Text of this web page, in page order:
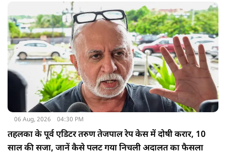
06 Aug, 2026 04:30 PM
तहलका के पूर्व एडिटर तरुण तेजपाल रेप केस में दोषी करार, 10
साल की सजा, जानें कैसे पलट गया निचली अदालत का फैसला